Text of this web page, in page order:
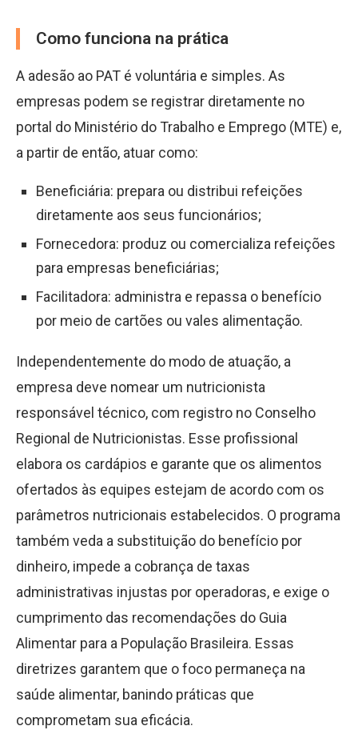
Como funciona na prática
A adesão ao PAT é voluntária e simples. As
empresas podem se registrar diretamente no
portal do Ministério do Trabalho e Emprego (MTE) e,
a partir de então, atuar como:
Beneficiária: prepara ou distribui refeições
diretamente aos seus funcionários;
Fornecedora: produz ou comercializa refeições
para empresas beneficiárias;
Facilitadora: administra e repassa o benefício
por meio de cartões ou vales alimentação.
Independentemente do modo de atuação, a
empresa deve nomear um nutricionista
responsável técnico, com registro no Conselho
Regional de Nutricionistas. Esse profissional
elabora os cardápios e garante que os alimentos
ofertados às equipes estejam de acordo com os
parâmetros nutricionais estabelecidos. O programa
também veda a substituição do benefício por
dinheiro, impede a cobrança de taxas
administrativas injustas por operadoras, e exige o
cumprimento das recomendações do Guia
Alimentar para a População Brasileira. Essas
diretrizes garantem que o foco permaneça na
saúde alimentar, banindo práticas que
comprometam sua eficácia.